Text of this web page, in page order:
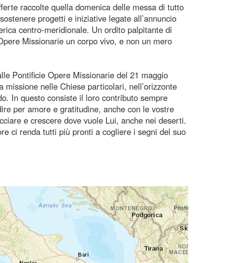
raccolte quella domenica delle messa di tutto
progetti e iniziative legate all’annuncio
centro-meridionale. Un ordito palpitante di
Missionarie un corpo vivo, e non un mero
Pontificie Opere Missionarie del 21 maggio
nelle Chiese particolari, nell’orizzonte
In questo consiste il loro contributo sempre
per amore e gratitudine, anche con le vostre
e crescere dove vuole Lui, anche nei deserti.
ci renda tutti più pronti a cogliere i segni del suo